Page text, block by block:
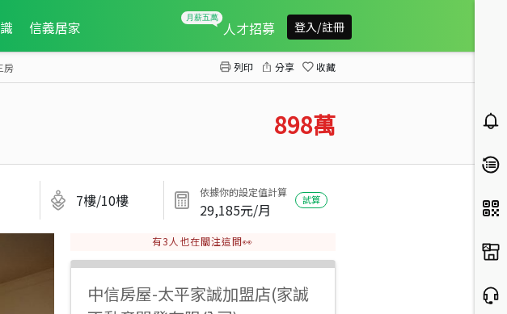
信義居家 人才招募 登入/註冊
房 列印 分享 收藏
898萬
7樓/10樓 依據你的設定值計算
29,185元/月
試算
有3 人也在關注這間👀
中信房屋-太平家誠加盟店(家誠